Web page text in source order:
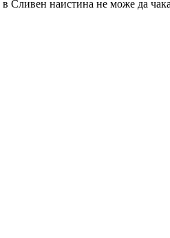
в Сливен наистина не може да